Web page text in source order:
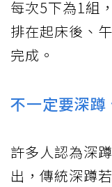
每次5下為1組
排在起床後、
完成。
不一定要深蹲
許多人認為深
出，傳統深蹲